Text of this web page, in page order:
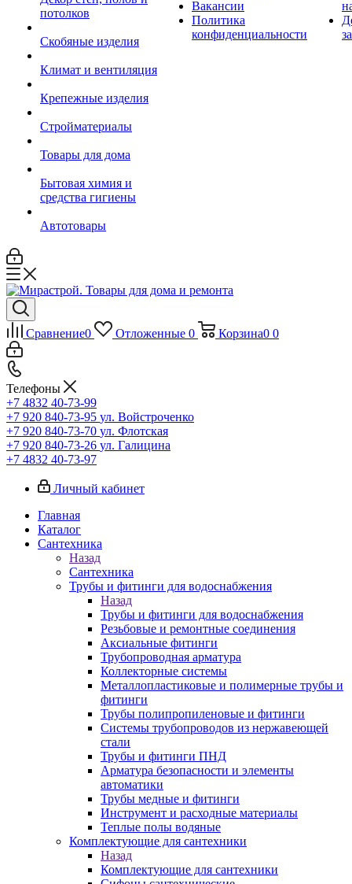
потолков
Скобяные изделия
Климат и вентиляция
Крепежные изделия
Стройматериалы
Товары для дома
Бытовая химия и
средства гигиены
Автотовары
Вакансии
Политика
конфиденциальности
Сравнение0 Отложенные 0 Корзина0 0
Телефоны
+7 4832 40-73-99
+7 920 840-73-95 ул. Войстроченко
+7 920 840-73-70 ул. Флотская
+7 920 840-73-26 ул. Галицина
+7 4832 40-73-97
Личный кабинет
Главная
Каталог
Сантехника
Назад
Сантехника
Трубы и фитинги для водоснабжения
Назад
Трубы и фитинги для водоснабжения
Резьбовые и ремонтные соединения
Аксиальные фитинги
Трубопроводная арматура
Коллекторные системы
Металлопластиковые и полимерные трубы и
фитинги
Трубы полипропиленовые и фитинги
Системы трубопроводов из нержавеющей
стали
Трубы и фитинги ПНД
Арматура безопасности и элементы
автоматики
Трубы медные и фитинги
Инструмент и расходные материалы
Теплые полы водяные
Комплектующие для сантехники
Назад
Комплектующие для сантехники